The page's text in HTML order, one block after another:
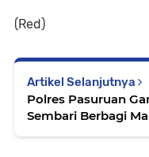
(Red)
Artikel Selanjutnya
Polres Pasuruan
Sembari Berbagi